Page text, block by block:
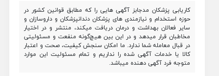
کاریابی پزشکان مدجابز آگهی هایی را که مطابق قوانین کشور در
حوزه استخدام و نیازمندی های پزشکان دندانپزشکان و داروسازان و
سایر فعالان بهداشت و درمان دریافت میکند، منتشر و در اختیار
مخاطبان قرار میدهد و در این بین هیچ‌گونه منفعت و مسئولیتی
در قبال معامله شما ندارد. ما امکان سنجش کیفیت، صحت و اعتبار
کالا یا خدمات آگهی شده را نداریم و تمام مسئولیت این موارد
متوجه فرد آگهی دهنده میباشد.